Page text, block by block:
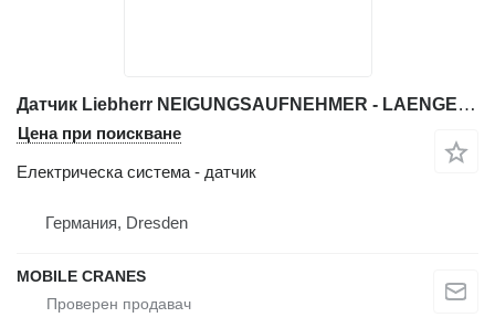
Датчик Liebherr NEIGUNGSAUFNEHMER - LAENGENAUFNEHMER , ANGLE SENSOR AND LENGTH S за автокран Liebherr LTM 1025; LTM 1030/1; LTM 1040; LTM 1040/1 LTM 1050/1
Цена при поискване
Електрическа система - датчик
Германия, Dresden
MOBILE CRANES